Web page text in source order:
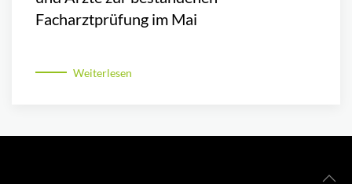
Facharztprüfung im Mai
Weiterlesen